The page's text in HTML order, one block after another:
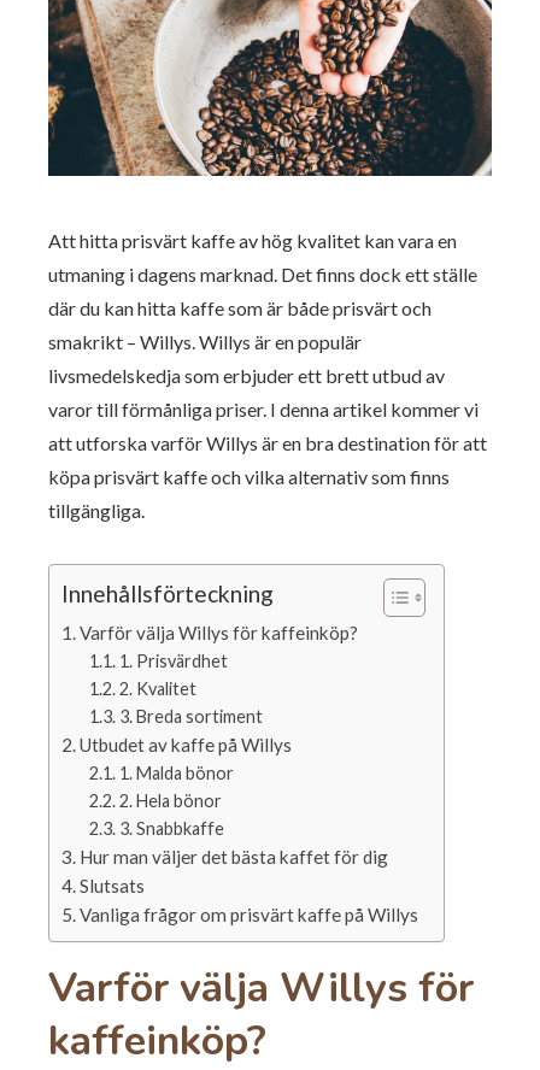
Att hitta prisvärt kaffe av hög kvalitet kan vara en
utmaning i dagens marknad. Det finns dock ett ställe
där du kan hitta kaffe som är både prisvärt och
smakrikt – Willys. Willys är en populär
livsmedelskedja som erbjuder ett brett utbud av
varor till förmånliga priser. I denna artikel kommer vi
att utforska varför Willys är en bra destination för att
köpa prisvärt kaffe och vilka alternativ som finns
tillgängliga.
Innehållsförteckning
Varför välja Willys för kaffeinköp?
1. Prisvärdhet
2. Kvalitet
3. Breda sortiment
Utbudet av kaffe på Willys
1. Malda bönor
2. Hela bönor
3. Snabbkaffe
Hur man väljer det bästa kaffet för dig
Slutsats
Vanliga frågor om prisvärt kaffe på Willys
Varför välja Willys för
kaffeinköp?